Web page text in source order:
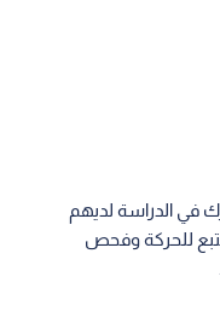
بيانات أكثر من 2000 مشارك في الدراسة لديهم
للحركة وفحص